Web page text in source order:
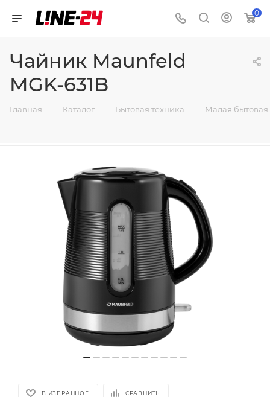
0
Чайник Maunfeld
MGK-631B
Главная — Каталог — Бытовая техника — Малая бытовая
В ИЗБРАННОЕ СРАВНИТЬ